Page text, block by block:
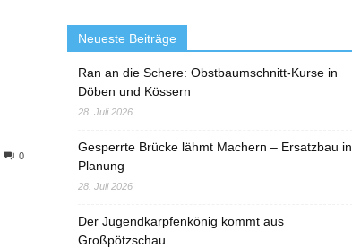
0
Neueste Beiträge
Ran an die Schere: Obstbaumschnitt-Kurse in
Döben und Kössern
28. Juli 2026
Gesperrte Brücke lähmt Machern – Ersatzbau in
Planung
28. Juli 2026
Der Jugendkarpfenkönig kommt aus
Großpötzschau